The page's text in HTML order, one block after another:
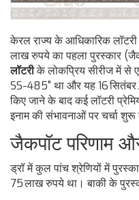
केरल राज्य के आधिकारिक लॉटरी
लाख रुपये का पहला पुरस्कार
लॉटरीके लोकप्रिय सीरीज में से
SS-485" था और यह 16
किए जाने के बाद कई लॉटरी
इनाम की संभावनाओं पर चर्चा शुरू
जैकपॉट परिणाम
ड्रॉ में कुल पांच श्रेणियों में
75 लाख रुपये था। बाकी के